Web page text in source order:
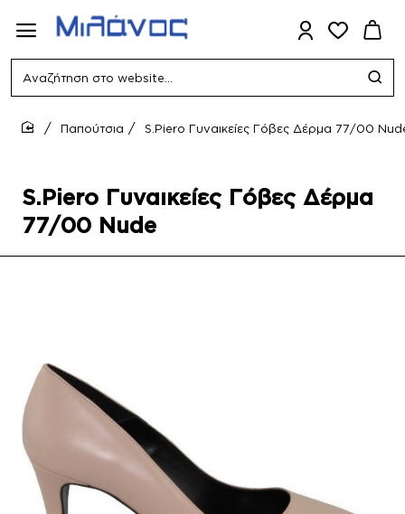
Αναζήτηση
website...
S.Piero Γυναικείες Γόβες Δέρμα
77/00 Nude
Παπούτσια S.Piero Γυναικείες Γόβες Δέρμα 77/00